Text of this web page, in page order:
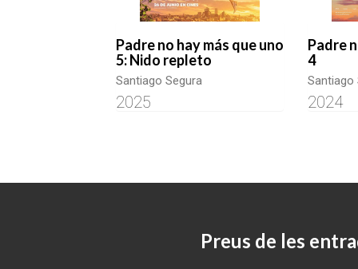
Padre no hay más que uno
5: Nido repleto
Santiago Segura
2025
Padre
4
Santiago
2024
Preus de les